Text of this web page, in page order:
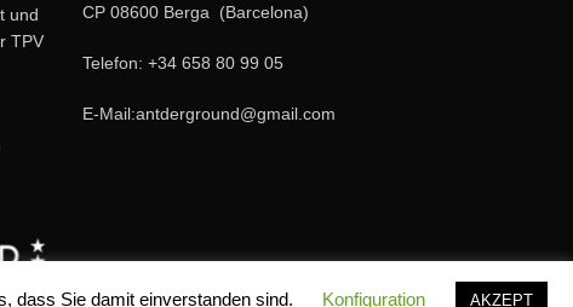
und
TPV
CP 08600 Berga (Barcelona)
Telefon: +34 658 80 99 05
E-Mail:antderground@gmail.com
dass Sie damit einverstanden sind. Konfiguration AKZEPT